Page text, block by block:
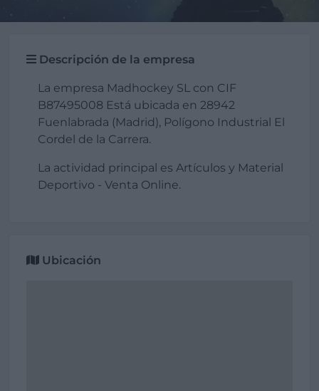
Descripción de la empresa
La empresa Madhockey SL con CIF
B87495008 Está ubicada en 28942
Fuenlabrada (Madrid), Polígono Industrial El
Cordel de la Carrera.
La actividad principal es Artículos y Material
Deportivo - Venta Online.
Ubicación